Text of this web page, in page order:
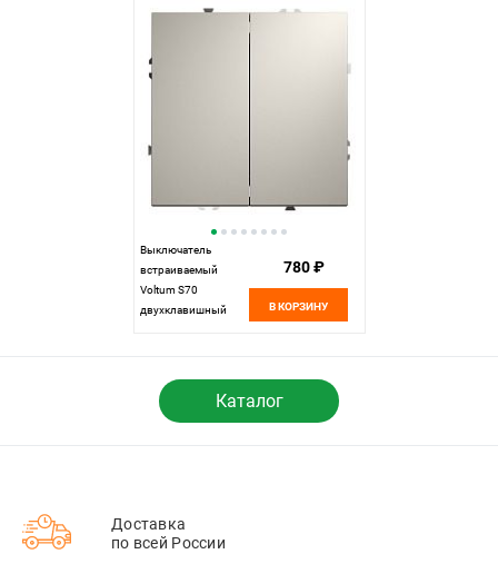
Выключатель
встраиваемый
Voltum S70
двухклавишный
780 ₽
В КОРЗИНУ
Каталог
Доставка
по всей России